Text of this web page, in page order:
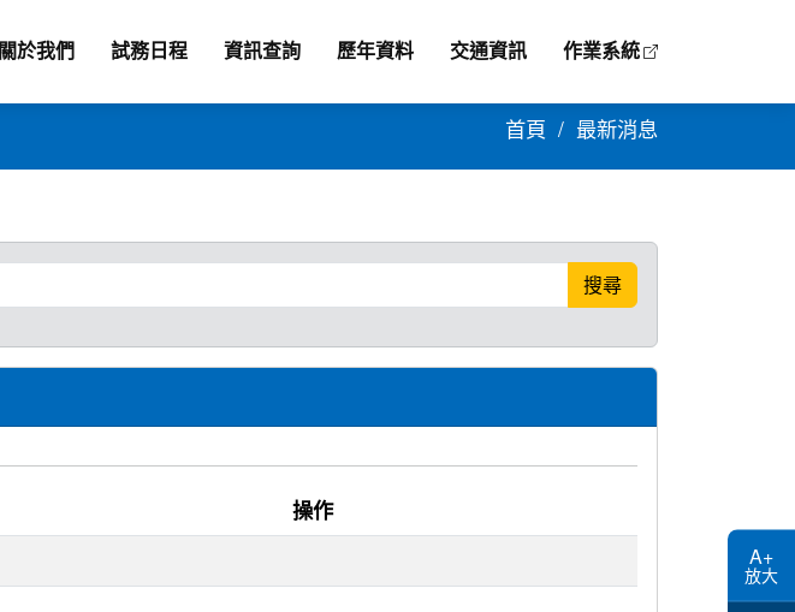
關於我們 試務日程 資訊查詢 歷年資料 交通資訊 作業系統
首頁 最新消息
搜尋
操作
A+
放大